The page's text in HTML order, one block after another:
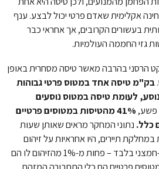
אקלימית שאדם פרטי יכול לבצע. ענף
בעשורים הקרובים, אך אחראי כבר
הרסני בהרבה מאשר טיסה מסחרית באופן
בק"מ טיסה אחד במטוס פרטי גבוהות
פי 10 לכל נוסע, לעומת טיסה במטוס נוסעים
פשע,
41% מהטיסות במטוסים פרטיים
כלל. נתוני המחקר מראים שאותן שעות
תיירים, היו אחראיות על זיהום
השווה ל-166 טונות פחמן דו-חמצני בלבד – פחות מ-1% מהזיהום לו הם